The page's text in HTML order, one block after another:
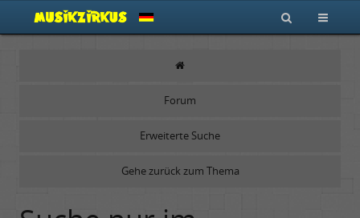
Forum
Erweiterte Suche
Gehe zurück zum Thema